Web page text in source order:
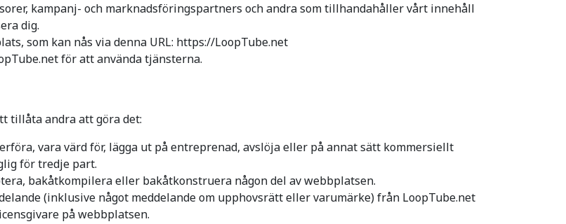
kampanj- och marknadsföringspartners och andra som tillhandahåller vårt innehåll
dig.
som kan nås via denna URL: https://LoopTube.net
för att använda tjänsterna.
tillåta andra att göra det:
vara värd för, lägga ut på entreprenad, avslöja eller på annat sätt kommersiellt
för tredje part.
bakåtkompilera eller bakåtkonstruera någon del av webbplatsen.
(inklusive något meddelande om upphovsrätt eller varumärke) från LoopTube.net
på webbplatsen.